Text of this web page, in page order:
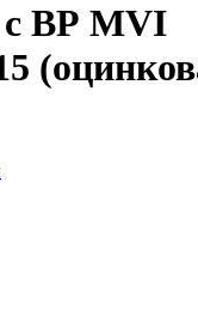
ВР MVI